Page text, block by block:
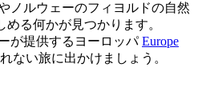
ノルウェーのフィヨルドの自然
る何かが見つかります。
が提供するヨーロッパ Europe
ない旅に出かけましょう。